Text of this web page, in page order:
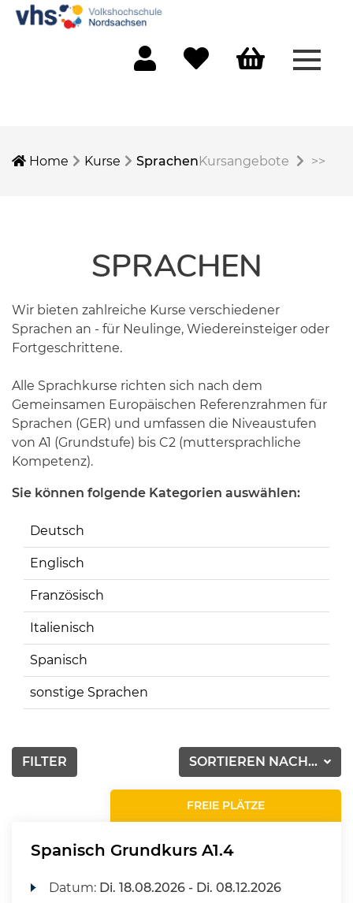
Home Kurse SprachenKursangebote >>
SPRACHEN
Wir bieten zahlreiche Kurse verschiedener
Sprachen an - für Neulinge, Wiedereinsteiger oder
Fortgeschrittene.
Alle Sprachkurse richten sich nach dem
Gemeinsamen Europäischen Referenzrahmen für
Sprachen (GER) und umfassen die Niveaustufen
von A1 (Grundstufe) bis C2 (muttersprachliche
Kompetenz).
Sie können folgende Kategorien auswählen:
Deutsch
Englisch
Französisch
Italienisch
Spanisch
sonstige Sprachen
SORTIEREN NACH...
FILTER
FREIE PLÄTZE
Spanisch Grundkurs A1.4
Datum: Di. 18.08.2026 - Di. 08.12.2026